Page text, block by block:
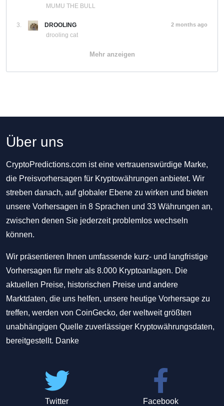
MUMU THE BULL
3.
DROOLING
drooling cat
2 months ago
Mehr anzeigen
Über uns
CryptoPredictions.com ist eine vertrauenswürdige Marke,
die Preisvorhersagen für Kryptowährungen anbietet. Wir
streben danach, auf globaler Ebene zu wirken und bieten
unsere Vorhersagen in 8 Sprachen und 33 Währungen an,
zwischen denen Sie jederzeit problemlos wechseln
können.
Wir präsentieren Ihnen umfassende kurz- und langfristige
Vorhersagen für mehr als 8.000 Kryptoanlagen. Die
aktuellen Preise, historischen Preise und andere
Marktdaten, die uns helfen, unsere heutige Vorhersage zu
treffen, werden von CoinGecko, der weltweit größten
unabhängigen Quelle zuverlässiger Kryptowährungsdaten,
bereitgestellt. Danke
Twitter Facebook